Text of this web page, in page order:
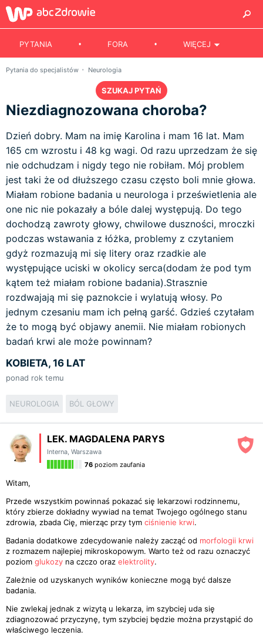
PYTANIA FORA WIĘCEJ
Pytania do specjalistów Neurologia
SZUKAJ PYTAŃ
Niezdiagnozowana choroba?
Dzień dobry. Mam na imię Karolina i mam 16 lat. Mam
165 cm wzrostu i 48 kg wagi. Od razu uprzedzam że się
nie odchudzam i nigdy tego nie robiłam. Mój problem
jest taki że od dłuższego czasu często boli mnie głowa.
Miałam robione badania u neurologa i prześwietlenia ale
one nic nie pokazały a bóle dalej występują. Do tego
dochodzą zawroty głowy, chwilowe duszności, mroczki
podczas wstawania z łóżka, problemy z czytaniem
gdyż rozmazują mi się litery oraz rzadkie ale
występujące uciski w okolicy serca(dodam że pod tym
kątem też miałam robione badania).Strasznie
rozdwajają mi się paznokcie i wylatują włosy. Po
jednym czesaniu mam ich pełną garść. Gdzieś czytałam
że to mogą być objawy anemii. Nie miałam robionych
badań krwi ale może powinnam?
KOBIETA, 16 LAT
ponad rok temu
NEUROLOGIA BÓL GŁOWY
LEK. MAGDALENA PARYS
Interna, Warszawa
76 poziom zaufania
Witam,
Przede wszystkim powinnaś pokazać się lekarzowi rodzinnemu,
który zbierze dokładny wywiad na temat Twojego ogólnego stanu
zdrowia, zbada Cię, mierząc przy tym ciśnienie krwi.
Badania dodatkowe zdecydowanie należy zacząć od morfologii krwi
z rozmazem najlepiej mikroskopowym. Warto też od razu oznaczyć
poziom glukozy na czczo oraz elektrolity.
Zależnie od uzyskanych wyników konieczne mogą być dalsze
badania.
Nie zwlekaj jednak z wizytą u lekarza, im szybciej uda się
zdiagnozować przyczynę, tym szybciej będzie można przystąpić do
właściwego leczenia.